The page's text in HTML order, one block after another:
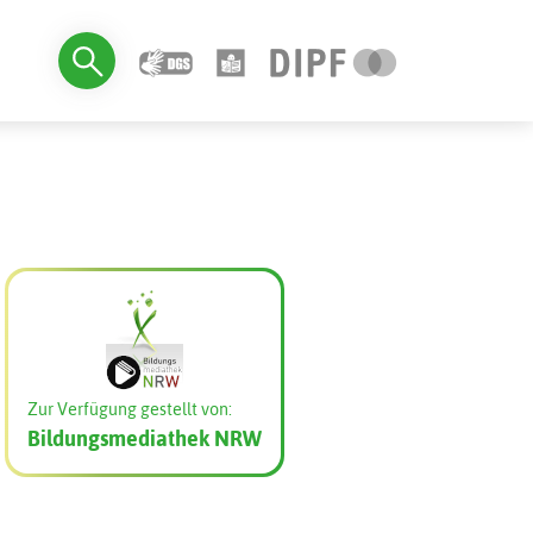
Zur Verfügung gestellt von:
Bildungsmediathek NRW